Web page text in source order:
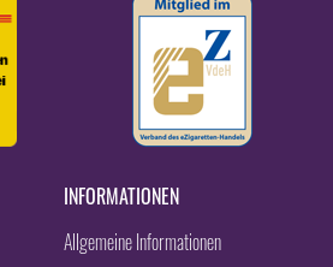
INFORMATIONEN
Allgemeine Informationen